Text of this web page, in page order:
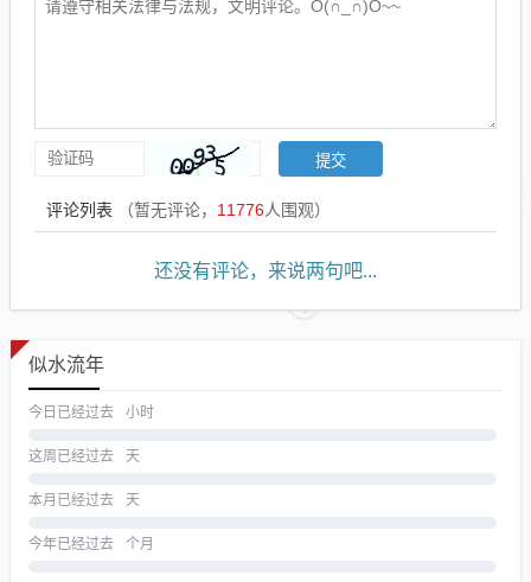
评论列表 （暂无评论， 11776人围观）
还没有评论，来说两句吧...
似水流年
今日已经过去 小时
这周已经过去 天
本月已经过去 天
今年已经过去 个月